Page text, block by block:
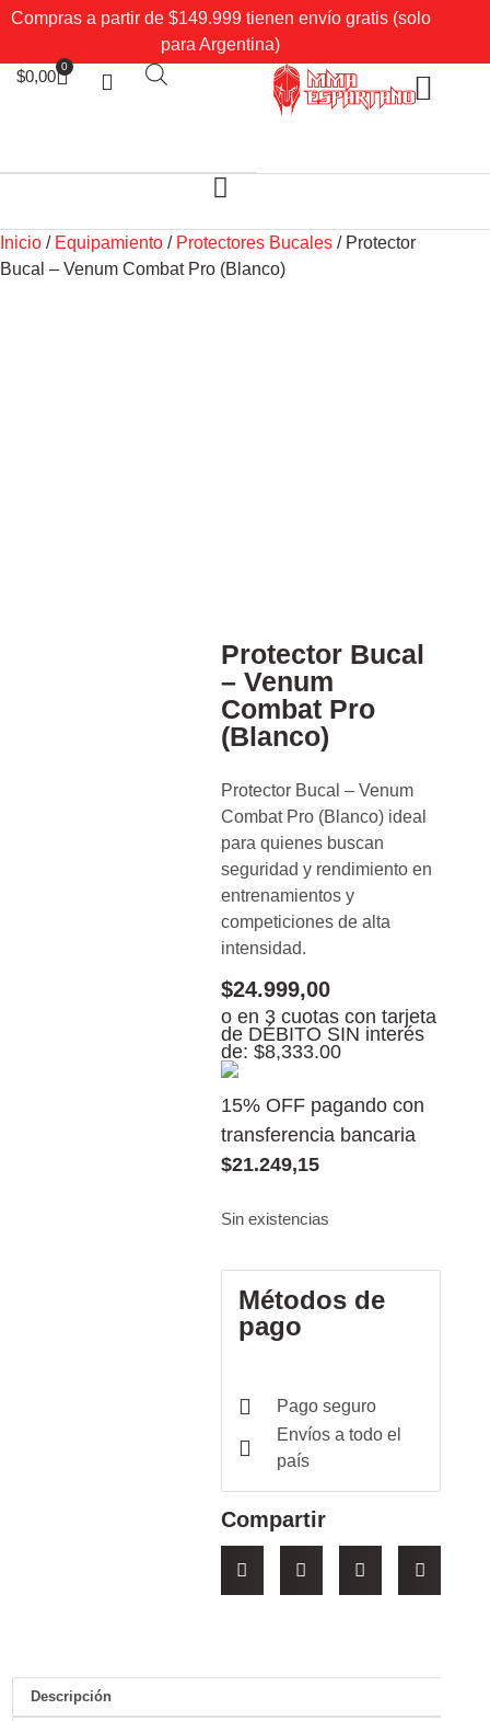
Compras a partir de $149.999 tienen envío gratis (solo
para Argentina)
$0,00
0
Inicio / Equipamiento / Protectores Bucales / Protector
Bucal – Venum Combat Pro (Blanco)
Protector Bucal
– Venum
Combat Pro
(Blanco)
Protector Bucal – Venum
Combat Pro (Blanco) ideal
para quienes buscan
seguridad y rendimiento en
entrenamientos y
competiciones de alta
intensidad.
$24.999,00
o en 3 cuotas con tarjeta
de DÉBITO SIN interés
de: $8,333.00
15% OFF pagando con
transferencia bancaria
$21.249,15
Sin existencias
Métodos de
pago
Pago seguro
Envíos a todo el
país
Compartir
Descripción